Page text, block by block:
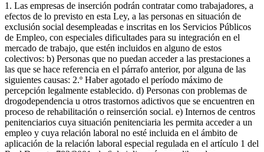
1. Las empresas de inserción podrán contratar como trabajadores, a
efectos de lo previsto en esta Ley, a las personas en situación de
exclusión social desempleadas e inscritas en los Servicios Públicos
de Empleo, con especiales dificultades para su integración en el
mercado de trabajo, que estén incluidos en alguno de estos
colectivos: b) Personas que no puedan acceder a las prestaciones a
las que se hace referencia en el párrafo anterior, por alguna de las
siguientes causas: 2.º Haber agotado el período máximo de
percepción legalmente establecido. d) Personas con problemas de
drogodependencia u otros trastornos adictivos que se encuentren en
proceso de rehabilitación o reinserción social. e) Internos de centros
penitenciarios cuya situación penitenciaria les permita acceder a un
empleo y cuya relación laboral no esté incluida en el ámbito de
aplicación de la relación laboral especial regulada en el artículo 1 del